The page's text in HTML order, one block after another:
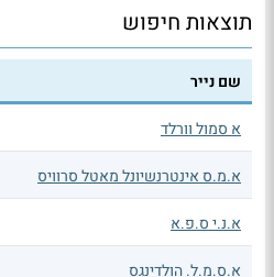
תוצאות חיפוש
שם נייר
א סמול וורלד
א.מ.ס אינטרנשיונל מאטל סרוויס
א.נ.י ס.פ.א
א.ס.מ.ל. הולדינגס